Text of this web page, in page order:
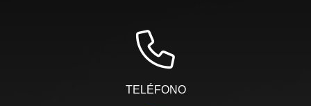
TELÉFONO